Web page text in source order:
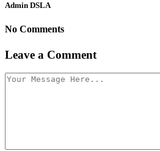
Admin DSLA
No Comments
Leave a Comment